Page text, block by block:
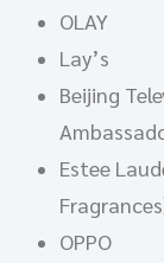
OLAY
Lay’s
Beijing
Estee
OPPO